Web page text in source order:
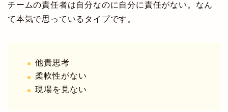
チームの責任者は自分なのに自分に責任がない。なん
て本気で思っているタイプです。
他責思考
柔軟性がない
現場を見ない